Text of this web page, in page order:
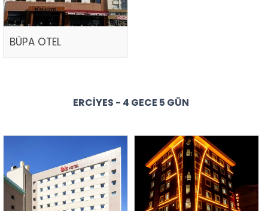
BÜPA OTEL
ERCIYES - 4 GECE 5 GÜN